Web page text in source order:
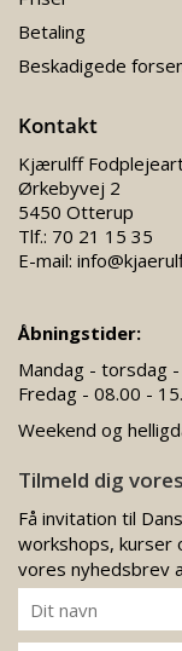
Betaling
Beskadigede
Kontakt
Kjærulff
Ørkebyvej 2
5450 Otterup
Tlf.: 70 21 15 35
E-mail:
Åbningstider:
Mandag - torsdag
Fredag - 08.00 -
Weekend og
Tilmeld dig
Få invitation til
workshops, kurser
vores nyhedsbrev